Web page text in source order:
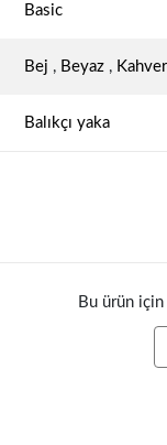
Basic
Bej , Beyaz ,
Balıkçı yaka
Bu ürün için